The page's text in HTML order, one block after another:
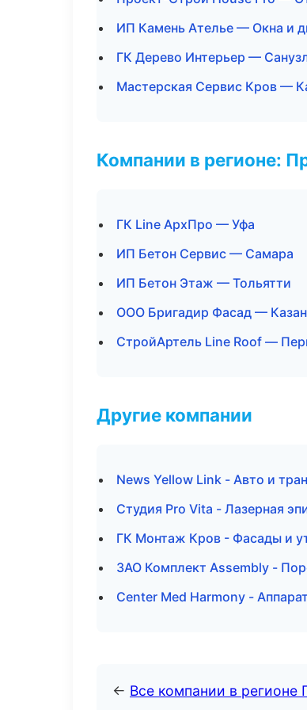
ИП Камень Ателье — Окна и
ГК Дерево Интерьер —
Мастерская Сервис Кров —
Компании в регионе:
ГК Line АрхПро — Уфа
ИП Бетон Сервис — Самара
ИП Бетон Этаж — Тольятти
ООО Бригадир Фасад —
СтройАртель Line Roof —
Другие компании
News Yellow Link - Авто и
Студия Pro Vita - Лазерная
ГК Монтаж Кров - Фасады и
ЗАО Комплект Assembly -
Center Med Harmony -
← Все компании в